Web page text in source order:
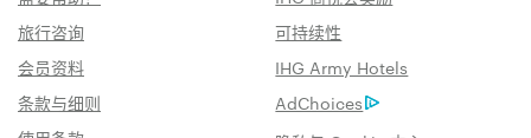
旅行咨询
可持续性
会员资料
IHG Army Hotels
条款与细则
AdChoices